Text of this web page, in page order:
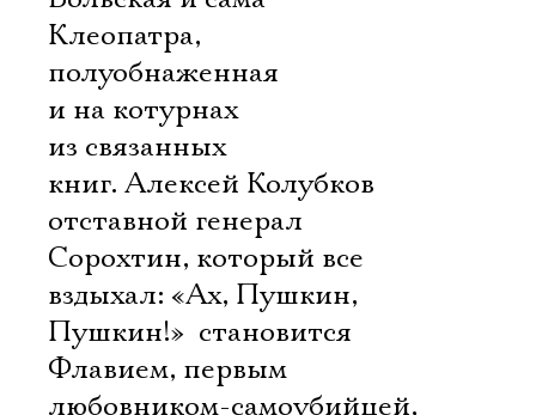
Клеопатра,
полуобнаженная
и на котурнах
из связанных
книг. Алексей Колубков 
отставной генерал
Сорохтин, который все
вздыхал: «Ах, Пушкин,
Пушкин!»  становится
Флавием, первым
любовником-самоубийцей,